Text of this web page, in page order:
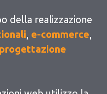
della realizzazione
, e-commerce,
progettazione